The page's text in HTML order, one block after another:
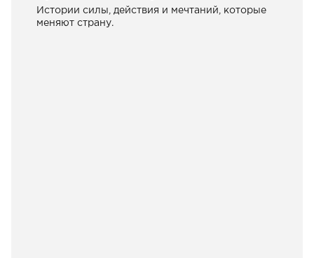
Истории силы, действия и мечтаний, которые
меняют страну.